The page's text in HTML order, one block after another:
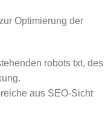
Optimierung der
robots txt, des
aus SEO-Sicht